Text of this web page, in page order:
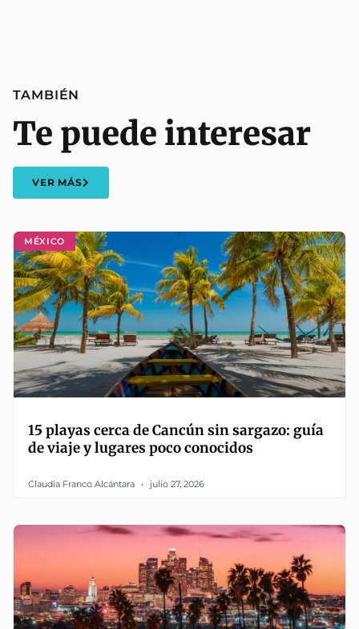
MÉXICO
15 playas cerca de Cancún sin sargazo: guía
de viaje y lugares poco conocidos
Claudia Franco Alcántara julio 27, 2026
TAMBIÉN
Te puede interesar
VER MÁS